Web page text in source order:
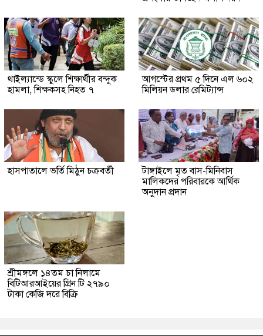
থাইল্যান্ডে স্কুলে শিক্ষার্থীর বন্দুক
হামলা, শিক্ষকসহ নিহত ৭
আগস্টের প্রথম ৫ দিনে এল ৬০২
মিলিয়ন ডলার রেমিট্যান্স
হাসপাতালে ভর্তি মিঠুন চক্রবর্তী
টাঙ্গাইলে মৃত বাস-মিনিবাস
মালিকদের পরিবারকে আর্থিক
অনুদান প্রদান
শ্রীমঙ্গলে ১৪তম চা নিলামে
বিটিআরআইয়ের গ্রিন টি ২৭৯০
টাকা কেজি দরে বিক্রি